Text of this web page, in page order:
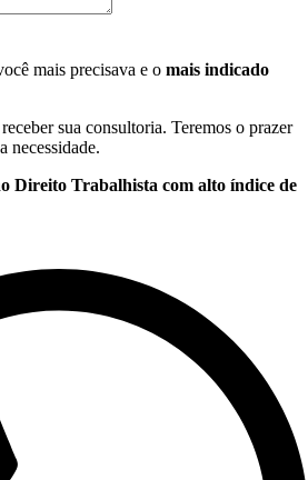
mais precisava e o mais indicado
sua consultoria. Teremos o prazer
necessidade.
Direito Trabalhista com alto índice de